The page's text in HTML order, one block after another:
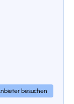
als
für
besuchen